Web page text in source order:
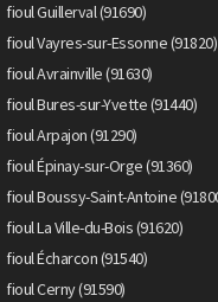
fioul Guillerval (91690)
fioul Vayres-sur-Essonne (91820)
fioul Avrainville (91630)
fioul Bures-sur-Yvette (91440)
fioul Arpajon (91290)
fioul Épinay-sur-Orge (91360)
fioul Boussy-Saint-Antoine
fioul La Ville-du-Bois (91620)
fioul Écharcon (91540)
fioul Cerny (91590)